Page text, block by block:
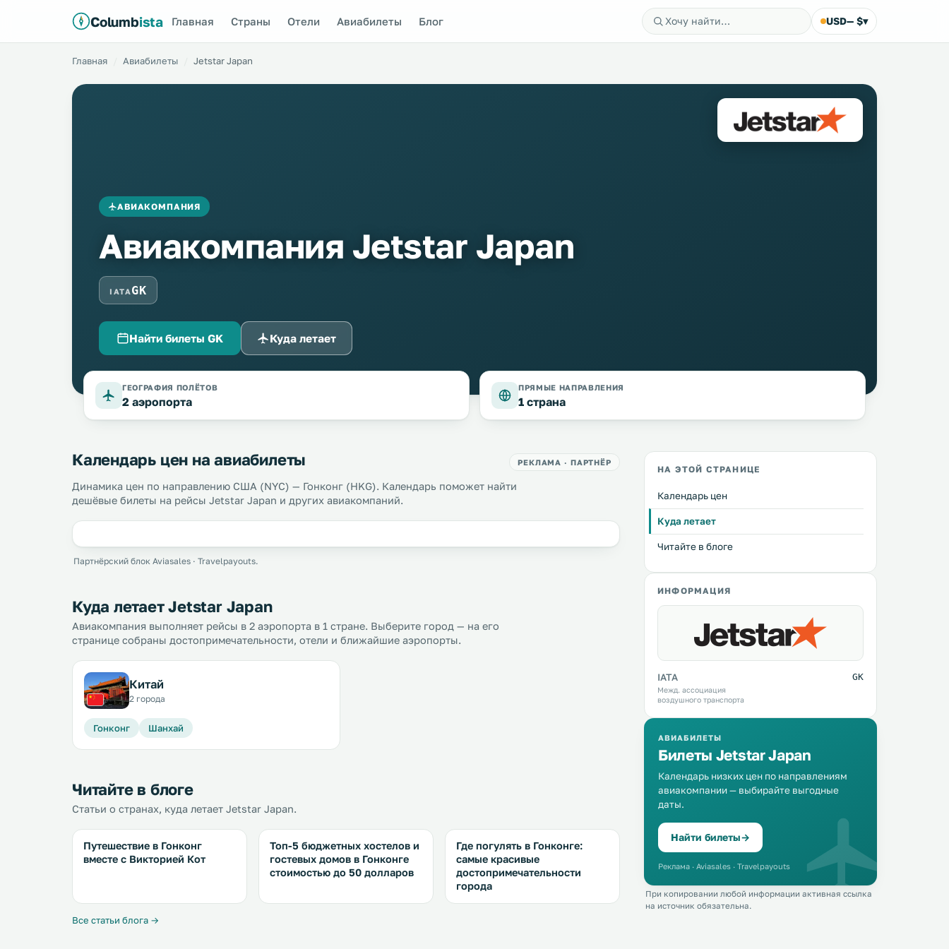
Columbista Главная Страны Отели Авиабилеты Блог USD— $▾
Главная Авиабилеты Jetstar Japan
АВИАКОМПАНИЯ
Авиакомпания Jetstar Japan
IATA GK
Найти билеты GK Куда летает
ГЕОГРАФИЯ ПОЛЁТОВ
2 аэропорта
ПРЯМЫЕ НАПРАВЛЕНИЯ
1 страна
Календарь цен на авиабилеты РЕКЛАМА · ПАРТНЁР
Динамика цен по направлению США (NYC) — Гонконг (HKG). Календарь поможет найти
дешёвые билеты на рейсы Jetstar Japan и других авиакомпаний.
Партнёрский блок Aviasales · Travelpayouts.
Куда летает Jetstar Japan
Авиакомпания выполняет рейсы в 2 аэропорта в 1 стране. Выберите город — на его
странице собраны достопримечательности, отели и ближайшие аэропорты.
Китай
2 города
Гонконг Шанхай
Читайте в блоге
Статьи о странах, куда летает Jetstar Japan.
Путешествие в Гонконг
вместе с Викторией Кот
Топ-5 бюджетных хостелов и
гостевых домов в Гонконге
стоимостью до 50 долларов
Где погулять в Гонконге:
самые красивые
достопримечательности
города
Все статьи блога →
НА ЭТОЙ СТРАНИЦЕ
Календарь цен
Куда летает
Читайте в блоге
ИНФОРМАЦИЯ
IATA
Межд. ассоциация
воздушного транспорта
GK
АВИАБИЛЕТЫ
Билеты Jetstar Japan
Календарь низких цен по направлениям
авиакомпании — выбирайте выгодные
даты.
Найти билеты→
Реклама · Aviasales · Travelpayouts
При копировании любой информации активная ссылка
на источник обязательна.